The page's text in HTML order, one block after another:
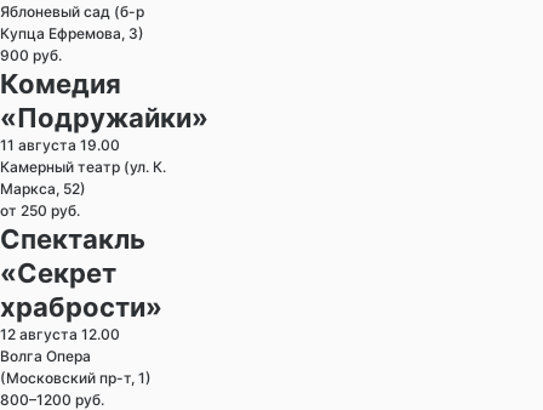
Яблоневый сад (б-р
Купца Ефремова, 3)
900 руб.
Комедия
«Подружайки»
11 августа 19.00
Камерный театр (ул. К.
Маркса, 52)
от 250 руб.
Спектакль
«Секрет
храбрости»
12 августа 12.00
Волга Опера
(Московский пр-т, 1)
800–1200 руб.